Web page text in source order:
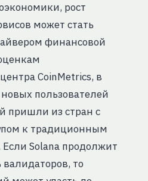
рост
может стать
финансовой
CoinMetrics, в
новых пользователей
пришли из стран с
к традиционным
Solana продолжит
то